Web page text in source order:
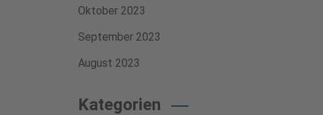
Oktober 2023
September 2023
August 2023
Kategorien